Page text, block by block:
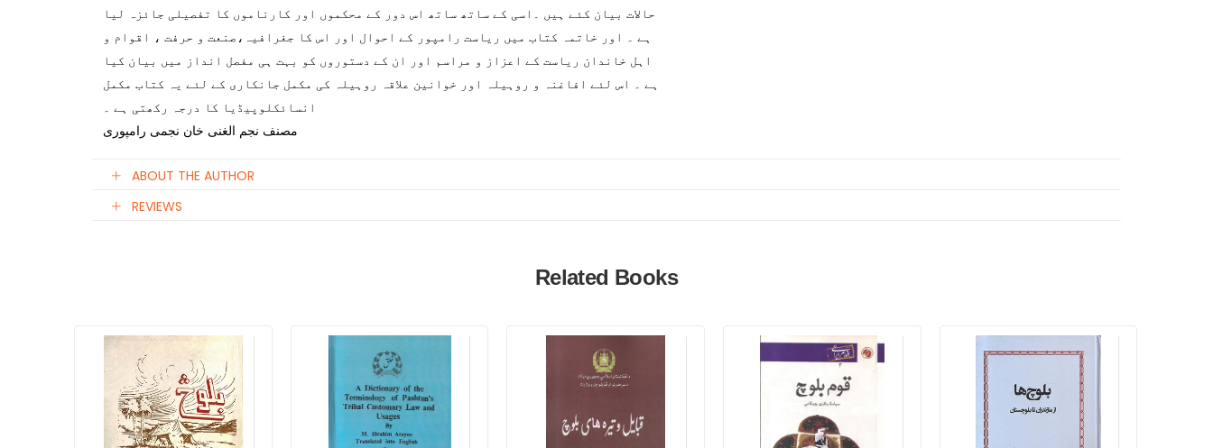
حالات بیان کئے ہیں ۔اسی کے ساتھ ساتھ اس دور کے محکموں اور کارناموں کا تفصیلی جائزہ لیا
ہے ۔ اور خاتمہ کتاب میں ریاست رامپور کے احوال اور اس کا جغرافیہ،صنعت و حرفت ، اقوام و
اہل خاندان ریاست کے اعزاز و مراسم اور ان کے دستوروں کو بہت ہی مفصل انداز میں بیان کیا
ہے ۔ اس لئے افاغنہ و روہیلہ اور خوانین علاقہ روہیلہ کی مکمل جانکاری کے لئے یہ کتاب مکمل
انسائکلوپیڈیا کا درجہ رکھتی ہے ۔
مصنف نجم الغنی خان نجمی رامپوری
ABOUT THE AUTHOR
REVIEWS
Related Books